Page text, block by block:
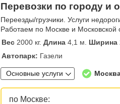
Перевозки по городу и
Переезды/грузчики. Услуги
Работаем по Москве и Московской
Вес 2000 кг. Длина 4,1 м. Ширина
Автопарк: Газели
Основные услуги
по Москве: